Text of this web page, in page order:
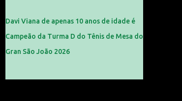
Davi Viana de apenas 10 anos de idade é
Campeão da Turma D do Tênis de Mesa do
Gran São João 2026